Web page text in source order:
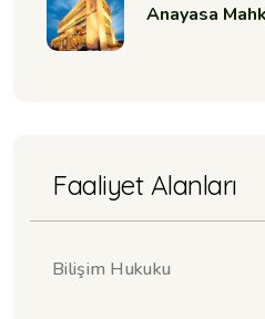
Anayasa
Faaliyet Alanları
Bilişim Hukuku